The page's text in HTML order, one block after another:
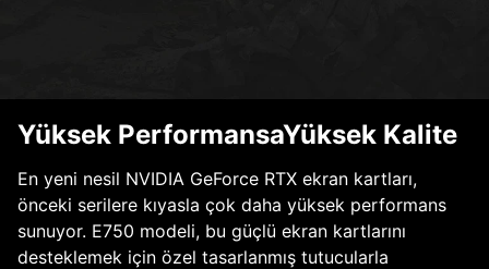
Yüksek PerformansaYüksek Kalite
En yeni nesil NVIDIA GeForce RTX ekran kartları,
önceki serilere kıyasla çok daha yüksek performans
sunuyor. E750 modeli, bu güçlü ekran kartlarını
desteklemek için özel tasarlanmış tutucularla